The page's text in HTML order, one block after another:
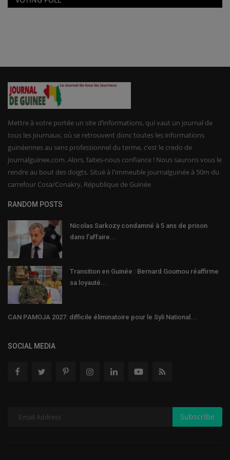
Mettre à votre portée un site d’informations, qui vaut un journal de
tous les journaux, où se retrouvent donc toutes les informations
guinéennes au sens professionnel du terme, c’est le credo de
journalguinee.com. Alors, faites-nous confiance ! Nous saurons vous le
rendre au bout des doigts. Situé à l'immeuble journalguinée à 50m du
carrefour Cosa/Conakry, République de Guinée
RANDOM POSTS
Nicolas Sarkozy condamné à 5 ans de prison
dans l’affaire...
Transition en Guinée : Bernard Goumou réaffirme
sa loyauté...
CAN PAMOJA 2027: difficile éliminatoire pour le Syli National...
SOCIAL MEDIA
Subscribe